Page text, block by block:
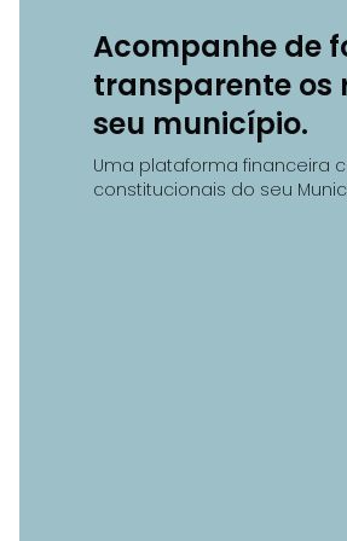
Acompanhe de
transparente os
seu município.
Uma plataforma financeira
constitucionais do seu